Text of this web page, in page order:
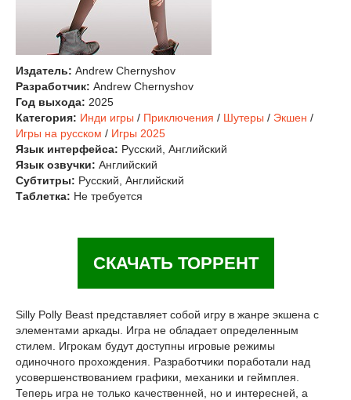
Издатель: Andrew Chernyshov
Разработчик: Andrew Chernyshov
Год выхода: 2025
Категория: Инди игры / Приключения / Шутеры / Экшен /
Игры на русском / Игры 2025
Язык интерфейса: Русский, Английский
Язык озвучки: Английский
Субтитры: Русский, Английский
Таблетка: Не требуется
СКАЧАТЬ ТОРРЕНТ
Silly Polly Beast представляет собой игру в жанре экшена с
элементами аркады. Игра не обладает определенным
стилем. Игрокам будут доступны игровые режимы
одиночного прохождения. Разработчики поработали над
усовершенствованием графики, механики и геймплея.
Теперь игра не только качественней, но и интересней, а